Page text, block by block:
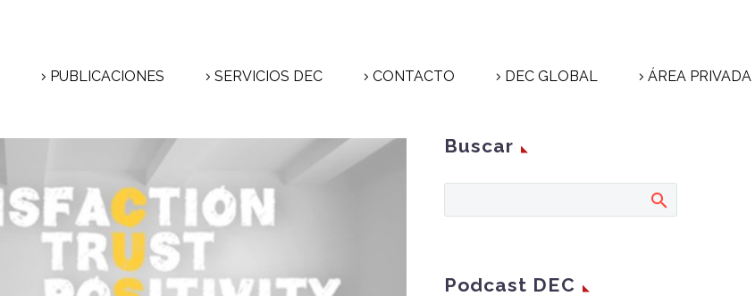
PUBLICACIONES SERVICIOS DEC CONTACTO DEC GLOBAL ÁREA PRIVADA
Buscar
Podcast DEC